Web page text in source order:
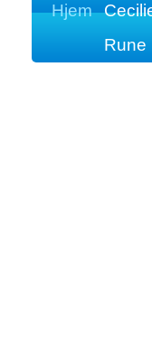
Hjem
Rune